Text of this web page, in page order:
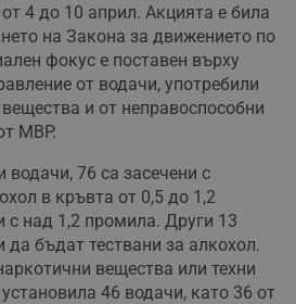
4 до 10 април. Акцията е била
на Закона за движението по
фокус е поставен върху
от водачи, употребили
и от неправоспособни
МВР.
76 са засечени с
в кръвта от 0,5 до 1,2
с над 1,2 промила. Други 13
бъдат тествани за алкохол.
вещества или техни
46 водачи, като 36 от